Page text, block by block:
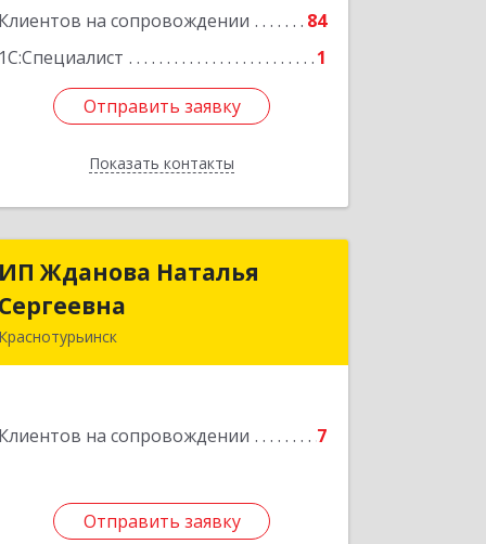
Клиентов на сопровождении
84
1С:Специалист
1
Отправить заявку
Показать контакты
Отправить заявку
Назад
ИП Жданова Наталья
Сергеевна
Краснотурьинск
Клиентов на сопровождении 7
Отправить заявку
ИП Жданова Наталья
Отправить заявку